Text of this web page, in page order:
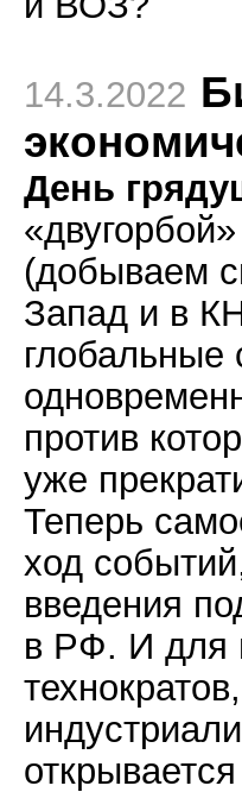
14.3.2022
День
(добываем
Запад и в
глобальные
против
уже
Теперь
ход
введения
в РФ. И для